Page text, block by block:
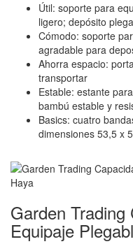
Útil: soporte para
ligero; depósito
Cómodo: soporte
agradable para
Ahorra espacio:
transportar
Estable: estante
bambú estable y
Basics: cuatro
dimensiones 53,5 x
Garden
Equipaje